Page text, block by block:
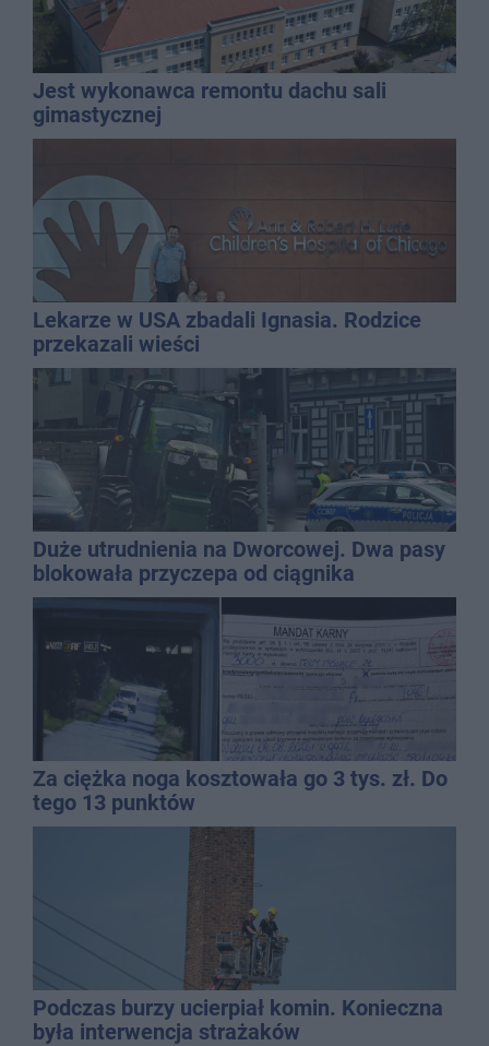
Jest wykonawca remontu dachu sali
gimastycznej
Lekarze w USA zbadali Ignasia. Rodzice
przekazali wieści
Duże utrudnienia na Dworcowej. Dwa pasy
blokowała przyczepa od ciągnika
Za ciężka noga kosztowała go 3 tys. zł. Do
tego 13 punktów
Podczas burzy ucierpiał komin. Konieczna
była interwencja strażaków